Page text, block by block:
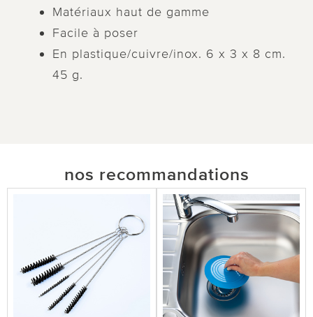
Matériaux haut de gamme
Facile à poser
En plastique/cuivre/inox. 6 x 3 x 8 cm.
45 g.
nos recommandations